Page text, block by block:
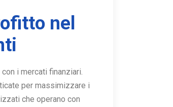
nel
i mercati finanziari.
per massimizzare i
che operano con